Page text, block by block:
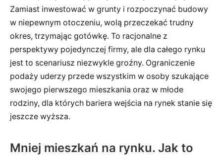
Zamiast inwestować w grunty i rozpoczynać budowy
w niepewnym otoczeniu, wolą przeczekać trudny
okres, trzymając gotówkę. To racjonalne z
perspektywy pojedynczej firmy, ale dla całego rynku
jest to scenariusz niezwykle groźny. Ograniczenie
podaży uderzy przede wszystkim w osoby szukające
swojego pierwszego mieszkania oraz w młode
rodziny, dla których bariera wejścia na rynek stanie się
jeszcze wyższa.
Mniej mieszkań na rynku. Jak to